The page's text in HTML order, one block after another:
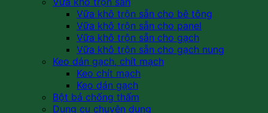
Vữa khô trộn sẵn cho bê tông
Vữa khô trộn sẵn cho panel
Vữa khô trộn sẵn cho gạch
Vữa khô trộn sẵn cho gạch nung
Keo dán gạch, chít mạch
Keo chít mạch
Keo dán gạch
Bột bả chống thấm
Dụng cụ chuyên dụng